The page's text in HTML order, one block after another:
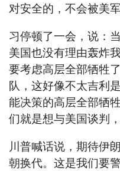
对安全的，不会被美
习停顿了一会，说：
美国也没有理由轰炸
要考虑高层全部牺牲
队，这好像不太吉利
能决策的高层全部牺
们就是想与美国谈判
川普喊话说，期待伊
朝换代。这是我们要